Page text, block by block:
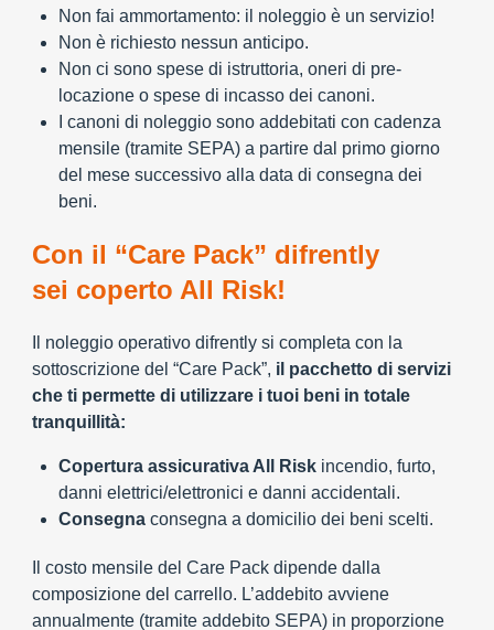
Non fai ammortamento: il noleggio è un servizio!
Non è richiesto nessun anticipo.
Non ci sono spese di istruttoria, oneri di pre-
locazione o spese di incasso dei canoni.
I canoni di noleggio sono addebitati con cadenza
mensile (tramite SEPA) a partire dal primo giorno
del mese successivo alla data di consegna dei
beni.
Con il “Care Pack” difrently
sei coperto All Risk!
Il noleggio operativo difrently si completa con la
sottoscrizione del “Care Pack”, il pacchetto di servizi
che ti permette di utilizzare i tuoi beni in totale
tranquillità:
Copertura assicurativa All Risk incendio, furto,
danni elettrici/elettronici e danni accidentali.
Consegna consegna a domicilio dei beni scelti.
Il costo mensile del Care Pack dipende dalla
composizione del carrello. L’addebito avviene
annualmente (tramite addebito SEPA) in proporzione